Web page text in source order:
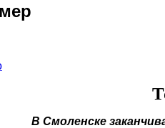
В Смоленске